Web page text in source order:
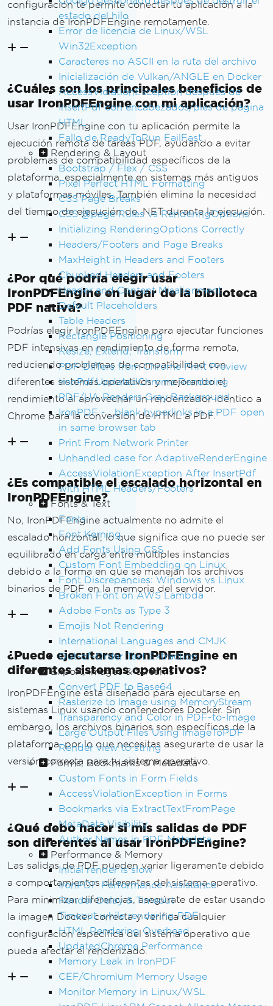
estado del hilo
Error de licencia de Linux/WSL
Win32Exception
Caracteres no ASCII en la ruta del archivo
Inicialización de Vulkan/ANGLE en Docker
AccessViolationException después de
InsertPdf con encabezados/pies de página
HTML
Fallo de ReadyToRun FailFast
Rendering & Layout
Bootstrap / Flex / CSS
Pixel Perfect HTML Formatting
CSS Page Breaks
CSS @page Rules vs RenderingOptions
Initializing RenderingOptions Correctly
Headers/Footers and Page Breaks
MaxHeight in Headers and Footers
Chunked Headers and Footers
Header and Content Misalignment
Default Placeholders
Table Headers
Rectangle Positioning
Resize, Extend, Transform
PDF Differs from Chrome Print Preview
IronPdf.UpdatedChrome Rendering
PDF/UA Renders Gray Background
IronPDF - _blank hyperlinks in a PDF open
in same browser tab
Print From Network Printer
Unhandled case for AdaptiveRenderEngine
AccessViolationException After InsertPdf
with HTML Headers/Footers
Fonts & Text
Fonts
Font Kerning
Add Fonts Using CSS
Custom Font Embedding on Linux
Font Discrepancies: Windows vs Linux
Broken Font on AWS Lambda
Adobe Fonts as Type 3
Emojis Not Rendering
International Languages and CMJK
Out-of-Order Text Extraction
Export, Images & Streams
Convert PDF to Base64
Rasterize to Image using MemoryStream
Transparency and Color in PDF-to-Image
Large Output Files Using ImageToPDF
Render view to string
Forms, Bookmarks & Metadata
Custom Fonts in Form Fields
AccessViolationException in Forms
Bookmarks via ExtractTextFromPage
MetaData Visibility
Author Names in PDF Metadata
Performance & Memory
Initial render is slow
IronPDF Performance Assistance
Render Delay & Timeout
Timeout while rendering PDF
HTML Rendering Overhead
UpdatedChrome Performance
Memory Leak in IronPDF
CEF/Chromium Memory Usage
Monitor Memory in Linux/WSL
configuración te permite conectar tu aplicación a la
instancia de IronPDFEngine remotamente.
¿Cuáles son los principales beneficios de
usar IronPDFEngine con mi aplicación?
Usar IronPDFEngine con tu aplicación permite la
ejecución remota de tareas PDF, ayudando a evitar
problemas de compatibilidad específicos de la
plataforma, especialmente en sistemas más antiguos
y plataformas móviles. También elimina la necesidad
del tiempo de ejecución de .NET durante la ejecución.
¿Por qué podría elegir usar
IronPDFEngine en lugar de la biblioteca
PDF nativa?
Podrías elegir IronPDFEngine para ejecutar funciones
PDF intensivas en rendimiento de forma remota,
reduciendo problemas de compatibilidad con
diferentes sistemas operativos y mejorando el
rendimiento al aprovechar un renderizador idéntico a
Chrome para la conversión de HTML a PDF.
¿Es compatible el escalado horizontal en
IronPDFEngine?
No, IronPDFEngine actualmente no admite el
escalado horizontal, lo que significa que no puede ser
equilibrado en carga entre múltiples instancias
debido a la forma en que se manejan los archivos
binarios de PDF en la memoria del servidor.
¿Puede ejecutarse IronPDFEngine en
diferentes sistemas operativos?
IronPDFEngine está diseñado para ejecutarse en
sistemas Linux usando contenedores Docker. Sin
embargo, los archivos binarios son específicos de la
plataforma, por lo que necesitas asegurarte de usar la
versión correcta para tu sistema operativo.
¿Qué debo hacer si mis salidas de PDF
son diferentes al usar IronPDFEngine?
Las salidas de PDF pueden variar ligeramente debido
a comportamientos diferentes del sistema operativo.
Para minimizar diferencias, asegúrate de estar usando
la imagen Docker correcta y verifica cualquier
configuración específica del sistema operativo que
pueda afectar el renderizado.